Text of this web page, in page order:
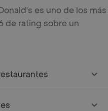
es uno de los más
de rating sobre un